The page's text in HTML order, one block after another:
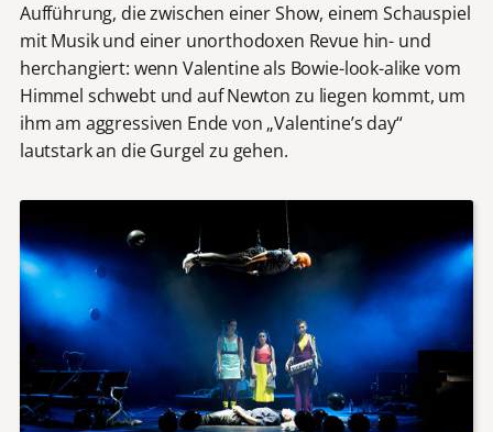
Aufführung, die zwischen einer Show, einem Schauspiel
mit Musik und einer unorthodoxen Revue hin- und
herchangiert: wenn Valentine als Bowie-look-alike vom
Himmel schwebt und auf Newton zu liegen kommt, um
ihm am aggressiven Ende von „Valentine’s day“
lautstark an die Gurgel zu gehen.